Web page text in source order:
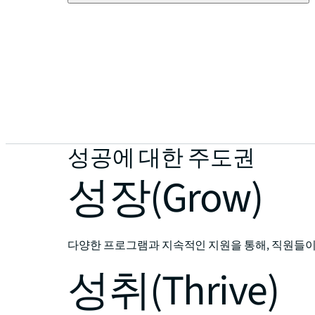
성공에 대한 주도권
성장(Grow)
다양한 프로그램과 지속적인 지원을 통해, 직원들
성취(Thrive)